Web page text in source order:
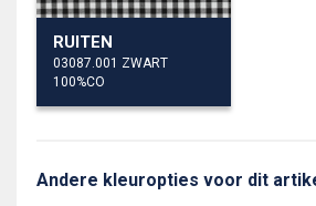
RUITEN
03087.001 ZWART
100%CO
Andere kleuropties voor dit